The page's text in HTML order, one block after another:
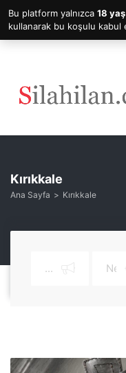
Kırıkkale
Ana Sayfa Kırıkkale
Bu platform yalnızca 18
kullanarak bu koşulu kabul